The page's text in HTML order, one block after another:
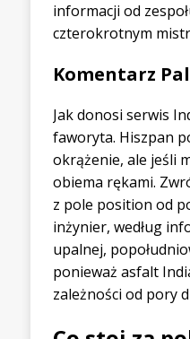
informacji od
czterokrotnym
Komentarz
Jak donosi serwis
faworyta. Hiszpan
okrążenie, ale jeśli
obiema rękami.
z pole position od
inżynier, według
upalnej,
ponieważ asfalt
zależności od pory